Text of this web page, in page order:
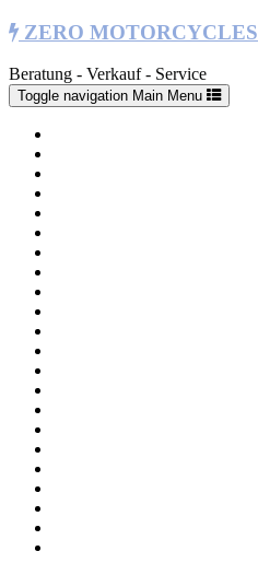
ZERO MOTORCYCLES
Beratung - Verkauf - Service
Toggle navigation Main Menu